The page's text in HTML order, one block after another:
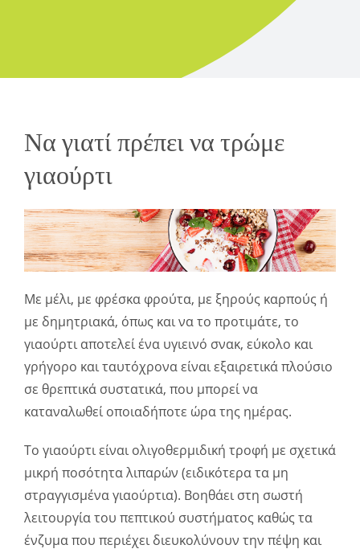
Να γιατί πρέπει να τρώμε
γιαούρτι
Με μέλι, με φρέσκα φρούτα, με ξηρούς καρπούς ή
με δημητριακά, όπως και να το προτιμάτε, το
γιαούρτι αποτελεί ένα υγιεινό σνακ, εύκολο και
γρήγορο και ταυτόχρονα είναι εξαιρετικά πλούσιο
σε θρεπτικά συστατικά, που μπορεί να
καταναλωθεί οποιαδήποτε ώρα της ημέρας.
Το γιαούρτι είναι ολιγοθερμιδική τροφή με σχετικά
μικρή ποσότητα λιπαρών (ειδικότερα τα μη
στραγγισμένα γιαούρτια). Βοηθάει στη σωστή
λειτουργία του πεπτικού συστήματος καθώς τα
ένζυμα που περιέχει διευκολύνουν την πέψη και